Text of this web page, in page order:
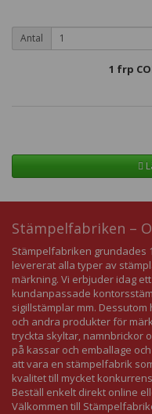
Antal
1 frp
Stämpelfabriken –
Stämpelfabriken grundades
levererat alla typer av
märkning. Vi erbjuder idag
kundanpassade
sigillstämplar mm.
och andra produkter för
tryckta skyltar, namnbrickor
på kassar och emballage
att vara en stämpelfabrik
kvalitet till mycket
Beställ enkelt direkt online
Välkommen till